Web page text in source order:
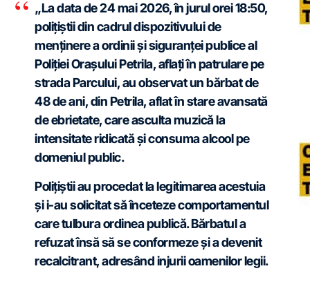
„La data de 24 mai 2026, în jurul orei 18:50,
polițiștii din cadrul dispozitivului de
menținere a ordinii și siguranței publice al
Poliției Orașului Petrila, aflați în patrulare pe
strada Parcului, au observat un bărbat de
48 de ani, din Petrila, aflat în stare avansată
de ebrietate, care asculta muzică la
intensitate ridicată și consuma alcool pe
domeniul public.
Polițiștii au procedat la legitimarea acestuia
și i-au solicitat să înceteze comportamentul
care tulbura ordinea publică. Bărbatul a
refuzat însă să se conformeze și a devenit
recalcitrant, adresând injurii oamenilor legii.